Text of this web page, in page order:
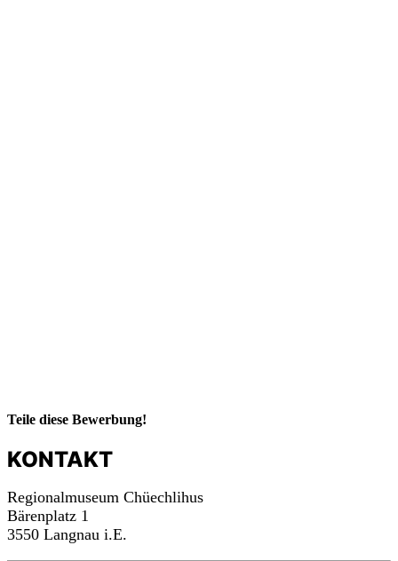
Teile diese Bewerbung!
KONTAKT
Regionalmuseum Chüechlihus
Bärenplatz 1
3550 Langnau i.E.